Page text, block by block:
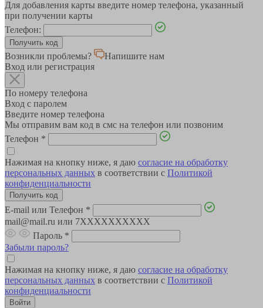
Для добавления карты введите номер телефона, указанный
при получении карты
Телефон:
Возникли проблемы?
Напишите нам
Вход или регистрация
По номеру телефона
Вход с паролем
Введите номер телефона
Мы отправим вам код в смс на телефон или позвоним
Телефон *
Нажимая на кнопку ниже, я даю согласие на обработку
персональных данных в соответствии с Политикой
конфиденциальности
E-mail или Телефон *
mail@mail.ru или 7XXXXXXXXXX
Пароль *
Забыли пароль?
Нажимая на кнопку ниже, я даю согласие на обработку
персональных данных в соответствии с Политикой
конфиденциальности